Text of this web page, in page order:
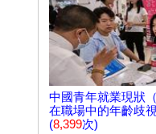
中國青年就業現狀
在職場中的年齡歧
(8,399次)